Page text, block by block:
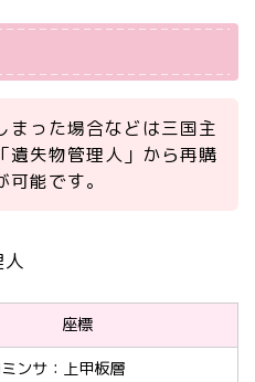
まった場合などは三国主
遺失物管理人」から再購
能です。
座標
ンサ：上甲板層